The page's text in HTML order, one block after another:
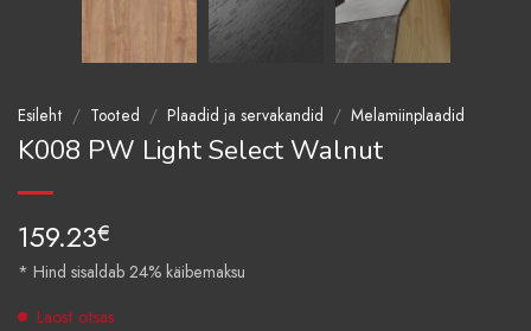
Esileht / Tooted / Plaadid ja servakandid / Melamiinplaadid
K008 PW Light Select Walnut
159.23€
* Hind sisaldab 24% käibemaksu
Laost otsas